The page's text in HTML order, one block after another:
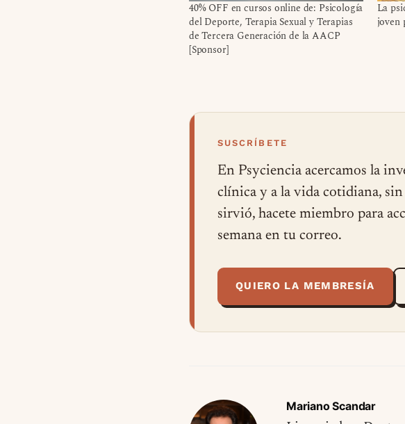
40% OFF en cursos online de: Psicología
del Deporte, Terapia Sexual y Terapias
de Tercera Generación de la AACP
[Sponsor]
La
joven
SUSCRÍBETE
En Psyciencia acercamos la
clínica y a la vida cotidiana,
sirvió, hacete miembro para
semana en tu correo.
QUIERO LA MEMBRESÍA
Mariano Scandar